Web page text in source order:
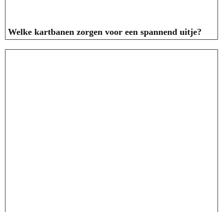
Welke kartbanen zorgen voor een spannend uitje?